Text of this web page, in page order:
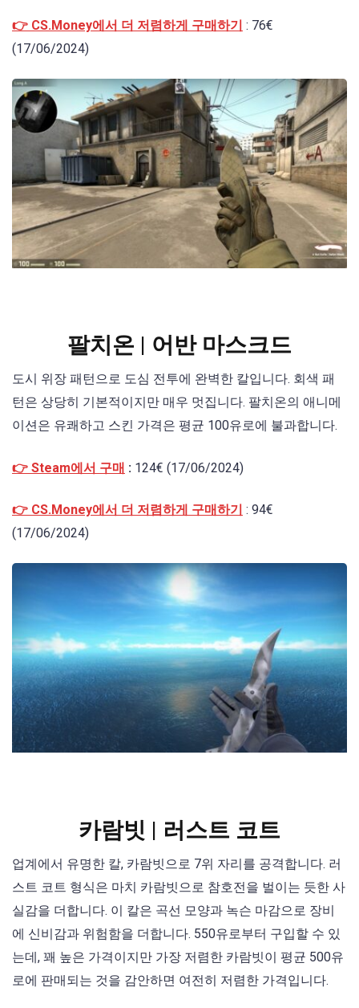
👉 CS.Money에서 더 저렴하게 구매하기 : 76€
(17/06/2024)
팔치온 | 어반 마스크드
도시 위장 패턴으로 도심 전투에 완벽한 칼입니다. 회색 패
턴은 상당히 기본적이지만 매우 멋집니다. 팔치온의 애니메
이션은 유쾌하고 스킨 가격은 평균 100유로에 불과합니다.
👉 Steam에서 구매 : 124€ (17/06/2024)
👉 CS.Money에서 더 저렴하게 구매하기 : 94€
(17/06/2024)
카람빗 | 러스트 코트
업계에서 유명한 칼, 카람빗으로 7위 자리를 공격합니다. 러
스트 코트 형식은 마치 카람빗으로 참호전을 벌이는 듯한 사
실감을 더합니다. 이 칼은 곡선 모양과 녹슨 마감으로 장비
에 신비감과 위험함을 더합니다. 550유로부터 구입할 수 있
는데, 꽤 높은 가격이지만 가장 저렴한 카람빗이 평균 500유
로에 판매되는 것을 감안하면 여전히 저렴한 가격입니다.